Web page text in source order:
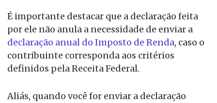
É importante destacar que a declaração feita
por ele não anula a necessidade de enviar a
declaração anual do Imposto de Renda, caso o
contribuinte corresponda aos critérios
definidos pela Receita Federal.
Aliás, quando você for enviar a declaração